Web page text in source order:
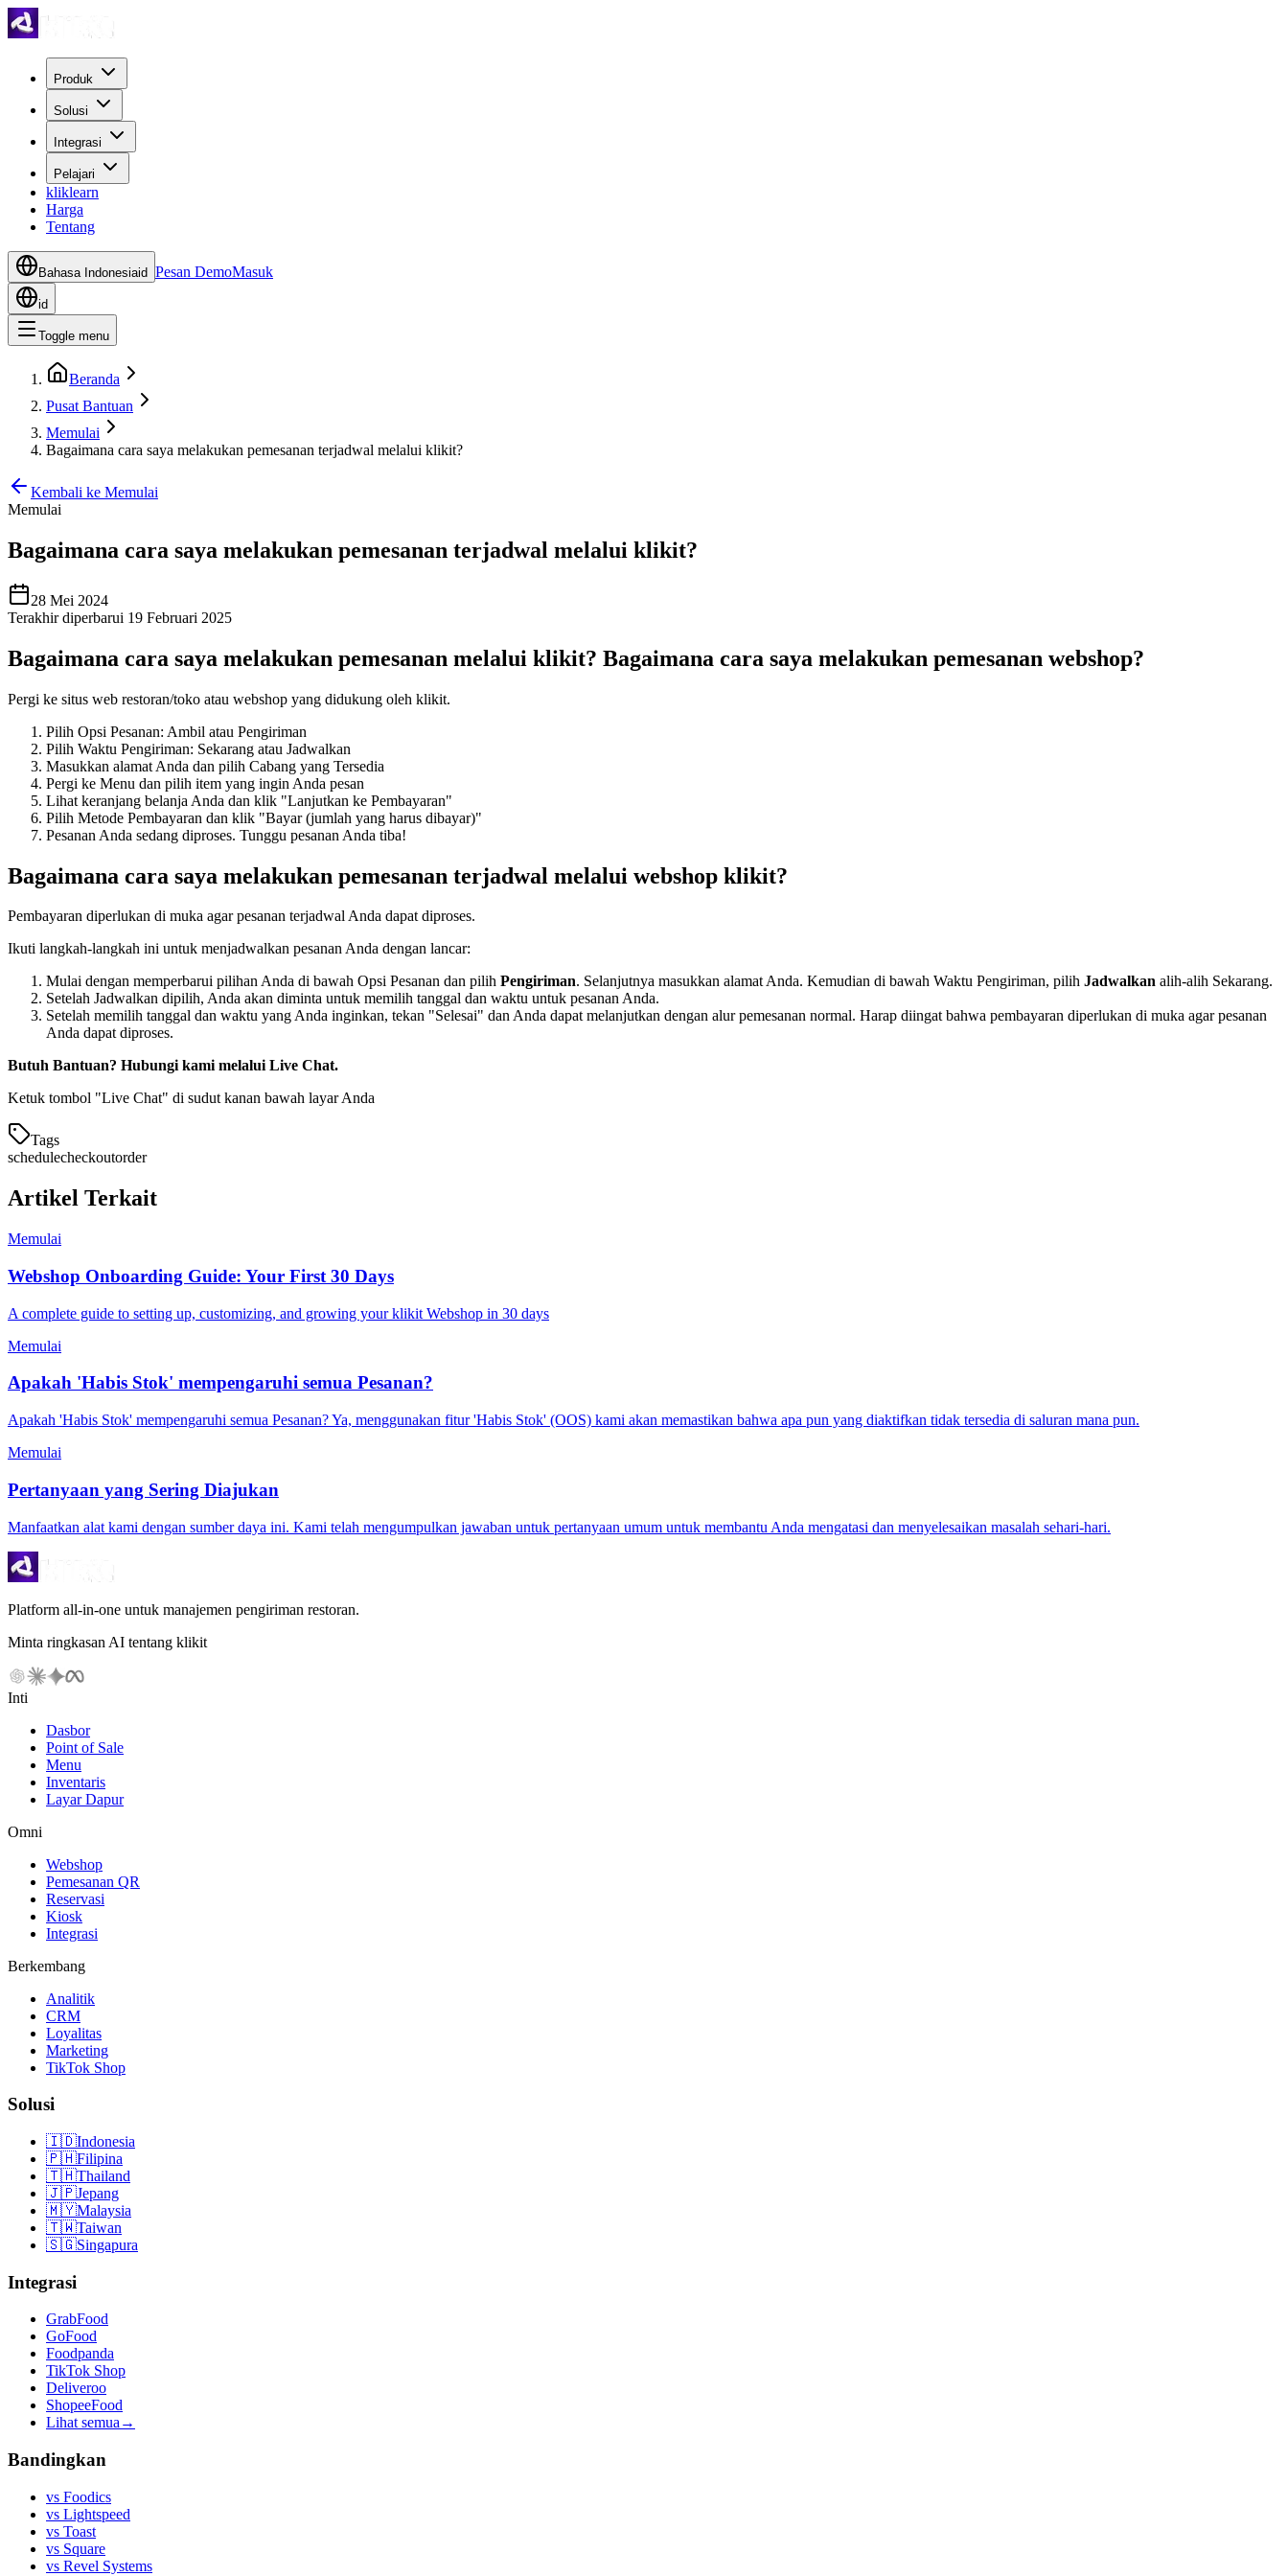
Produk
Solusi
Integrasi
Pelajari
kliklearn
Harga
Tentang
Bahasa Indonesiaid Pesan DemoMasuk
id
Toggle menu
Beranda
Pusat Bantuan
Memulai
Bagaimana cara saya melakukan pemesanan terjadwal melalui klikit?
Kembali ke Memulai
Memulai
Bagaimana cara saya melakukan pemesanan terjadwal melalui klikit?
28 Mei 2024
Terakhir diperbarui 19 Februari 2025
Bagaimana cara saya melakukan pemesanan melalui klikit? Bagaimana cara saya melakukan pemesanan webshop?
Pergi ke situs web restoran/toko atau webshop yang didukung oleh klikit.
Pilih Opsi Pesanan: Ambil atau Pengiriman
Pilih Waktu Pengiriman: Sekarang atau Jadwalkan
Masukkan alamat Anda dan pilih Cabang yang Tersedia
Pergi ke Menu dan pilih item yang ingin Anda pesan
Lihat keranjang belanja Anda dan klik "Lanjutkan ke Pembayaran"
Pilih Metode Pembayaran dan klik "Bayar (jumlah yang harus dibayar)"
Pesanan Anda sedang diproses. Tunggu pesanan Anda tiba!
Bagaimana cara saya melakukan pemesanan terjadwal melalui webshop klikit?
Pembayaran diperlukan di muka agar pesanan terjadwal Anda dapat diproses.
Ikuti langkah-langkah ini untuk menjadwalkan pesanan Anda dengan lancar:
Mulai dengan memperbarui pilihan Anda di bawah Opsi Pesanan dan pilih Pengiriman. Selanjutnya masukkan alamat Anda. Kemudian di bawah Waktu Pengiriman, pilih Jadwalkan alih-alih Sekarang.
Setelah Jadwalkan dipilih, Anda akan diminta untuk memilih tanggal dan waktu untuk pesanan Anda.
Setelah memilih tanggal dan waktu yang Anda inginkan, tekan "Selesai" dan Anda dapat melanjutkan dengan alur pemesanan normal. Harap diingat bahwa pembayaran diperlukan di muka agar pesanan
Anda dapat diproses.
Butuh Bantuan? Hubungi kami melalui Live Chat.
Ketuk tombol "Live Chat" di sudut kanan bawah layar Anda
Tags
schedulecheckoutorder
Artikel Terkait
Memulai
Webshop Onboarding Guide: Your First 30 Days
A complete guide to setting up, customizing, and growing your klikit Webshop in 30 days
Memulai
Apakah 'Habis Stok' mempengaruhi semua Pesanan?
Apakah 'Habis Stok' mempengaruhi semua Pesanan? Ya, menggunakan fitur 'Habis Stok' (OOS) kami akan memastikan bahwa apa pun yang diaktifkan tidak tersedia di saluran mana pun.
Memulai
Pertanyaan yang Sering Diajukan
Manfaatkan alat kami dengan sumber daya ini. Kami telah mengumpulkan jawaban untuk pertanyaan umum untuk membantu Anda mengatasi dan menyelesaikan masalah sehari-hari.
Platform all-in-one untuk manajemen pengiriman restoran.
Minta ringkasan AI tentang klikit
Inti
Dasbor
Point of Sale
Menu
Inventaris
Layar Dapur
Omni
Webshop
Pemesanan QR
Reservasi
Kiosk
Integrasi
Berkembang
Analitik
CRM
Loyalitas
Marketing
TikTok Shop
Solusi
🇮🇩Indonesia
🇵🇭Filipina
🇹🇭Thailand
🇯🇵Jepang
🇲🇾Malaysia
🇹🇼Taiwan
🇸🇬Singapura
Integrasi
GrabFood
GoFood
Foodpanda
TikTok Shop
Deliveroo
ShopeeFood
Lihat semua→
Bandingkan
vs Foodics
vs Lightspeed
vs Toast
vs Square
vs Revel Systems